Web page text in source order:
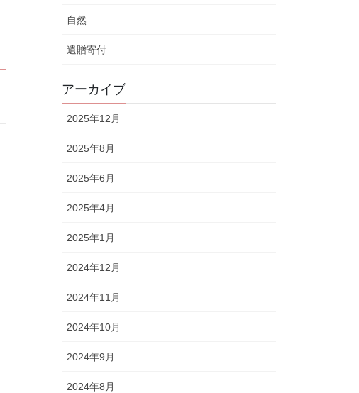
自然
遺贈寄付
アーカイブ
2025年12月
2025年8月
2025年6月
2025年4月
2025年1月
2024年12月
2024年11月
2024年10月
2024年9月
2024年8月